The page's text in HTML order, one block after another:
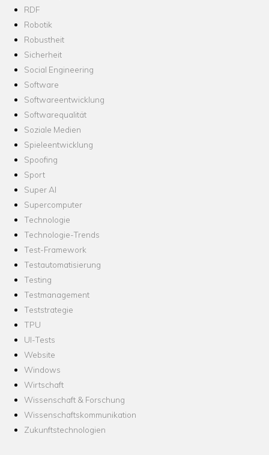
RDF
Robotik
Robustheit
Sicherheit
Social Engineering
Software
Softwareentwicklung
Softwarequalität
Soziale Medien
Spieleentwicklung
Spoofing
Sport
Super AI
Supercomputer
Technologie
Technologie-Trends
Test-Framework
Testautomatisierung
Testing
Testmanagement
Teststrategie
TPU
UI-Tests
Website
Windows
Wirtschaft
Wissenschaft & Forschung
Wissenschaftskommunikation
Zukunftstechnologien